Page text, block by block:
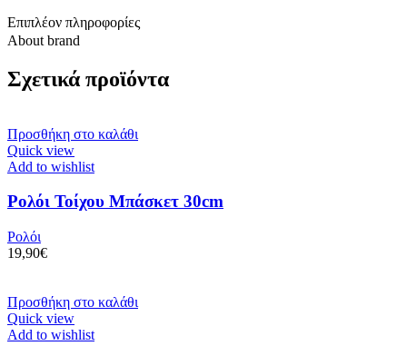
Επιπλέον πληροφορίες
About brand
Σχετικά προϊόντα
Προσθήκη στο καλάθι
Quick view
Add to wishlist
Ρολόι Τοίχου Μπάσκετ 30cm
Ρολόι
19,90€
Προσθήκη στο καλάθι
Quick view
Add to wishlist